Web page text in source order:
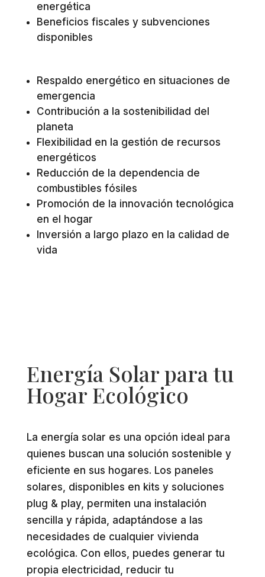
energética
Beneficios fiscales y subvenciones
disponibles
Respaldo energético en situaciones de
emergencia
Contribución a la sostenibilidad del
planeta
Flexibilidad en la gestión de recursos
energéticos
Reducción de la dependencia de
combustibles fósiles
Promoción de la innovación tecnológica
en el hogar
Inversión a largo plazo en la calidad de
vida
Energía Solar para tu
Hogar Ecológico
La energía solar es una opción ideal para
quienes buscan una solución sostenible y
eficiente en sus hogares. Los paneles
solares, disponibles en kits y soluciones
plug & play, permiten una instalación
sencilla y rápida, adaptándose a las
necesidades de cualquier vivienda
ecológica. Con ellos, puedes generar tu
propia electricidad, reducir tu